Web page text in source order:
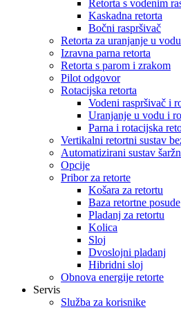
Retorta s vodenim
Kaskadna retorta
Bočni raspršivač
Retorta za uranjanje u vodu
Izravna parna retorta
Retorta s parom i zrakom
Pilot odgovor
Rotacijska retorta
Vodeni raspršivač i
Uranjanje u vodu i
Parna i rotacijska
Vertikalni retortni sustav
Automatizirani sustav
Opcije
Pribor za retorte
Košara za retortu
Baza retortne posude
Pladanj za retortu
Kolica
Sloj
Dvoslojni pladanj
Hibridni sloj
Obnova energije retorte
Servis
Služba za korisnike